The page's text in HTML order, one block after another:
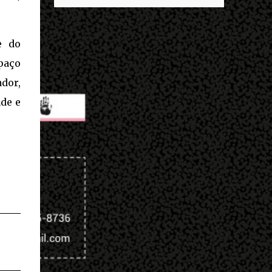
do
e
entrar no exército’… Essas coisas me fizeram
entrar no exército. Eu disse; ‘vou mostrar
par...
destaques é seu status de relacionamento
amoroso. Em maio deste ano, Mbappé foi
visto pela primeira vez ao lado de Inès Rau .
A modelo trans, então, passou a ser
apontada como namorada do atleta. No
entanto, os dois nunca confirmaram que a
relação existe. Quem é Inès Rau? Inès Rau é
uma modelo de descendência argelina
nascida em Paris, França. Ela ficou famosa
ao se tornar a primeira playmate trans da
Playboy , em novembro de 2017. Ela realizou
uma cirurgia de redesignação sexual aos 18
anos, mas sua identidade transgênero só se
tornou publica quando ela posou na revista
e lançou sua biografia 'Femme' , publicada
em 2018. "Eu vivi muito tempo sem falar
que era transgênero, Eu namorei muito e
quase esqueci. Eu ti...